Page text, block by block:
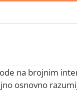
na brojnim
osnovno